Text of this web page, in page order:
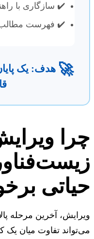
✔️ سازگاری با
✔️ فهرست مطالب و
🚀هدف: یک
ویرایش
آخرین مرحله
تفاوت میان یک